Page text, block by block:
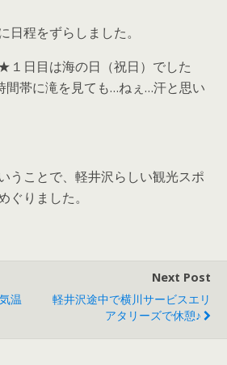
日程をずらしました。
１日目は海の日（祝日）でした
間帯に滝を見ても…ねぇ…汗と思い
うことで、軽井沢らしい観光スポ
ぐりました。
温
Next Post
軽井沢途中で横川サービスエリ
アタリーズで休憩♪